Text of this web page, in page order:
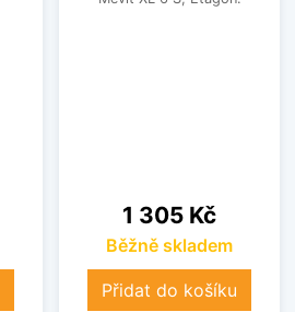
Cena
1 305 Kč
Běžně skladem
Přidat do košíku